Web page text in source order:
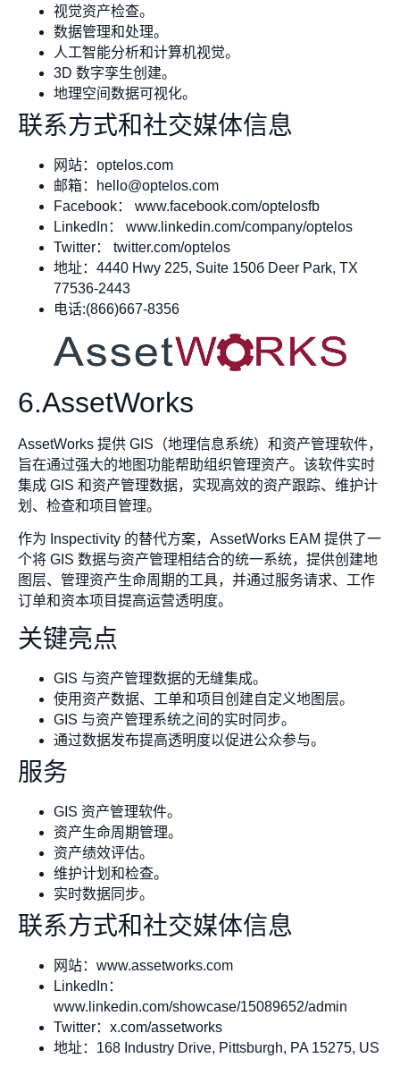
视觉资产检查。
数据管理和处理。
人工智能分析和计算机视觉。
3D 数字孪生创建。
地理空间数据可视化。
联系方式和社交媒体信息
网站：optelos.com
邮箱：
hello@optelos.com
Facebook： www.facebook.com/optelosfb
LinkedIn： www.linkedin.com/company/optelos
Twitter： twitter.com/optelos
地址：4440 Hwy 225, Suite 150б Deer Park, TX
77536-2443
电话:(866)667-8356
6.AssetWorks
AssetWorks 提供 GIS（地理信息系统）和资产管理软件，
旨在通过强大的地图功能帮助组织管理资产。该软件实时
集成 GIS 和资产管理数据，实现高效的资产跟踪、维护计
划、检查和项目管理。
作为 Inspectivity 的替代方案，AssetWorks EAM 提供了一
个将 GIS 数据与资产管理相结合的统一系统，提供创建地
图层、管理资产生命周期的工具，并通过服务请求、工作
订单和资本项目提高运营透明度。
关键亮点
GIS 与资产管理数据的无缝集成。
使用资产数据、工单和项目创建自定义地图层。
GIS 与资产管理系统之间的实时同步。
通过数据发布提高透明度以促进公众参与。
服务
GIS 资产管理软件。
资产生命周期管理。
资产绩效评估。
维护计划和检查。
实时数据同步。
联系方式和社交媒体信息
网站：www.assetworks.com
LinkedIn：
www.linkedin.com/showcase/15089652/admin
Twitter：x.com/assetworks
地址：168 Industry Drive, Pittsburgh, PA 15275, US